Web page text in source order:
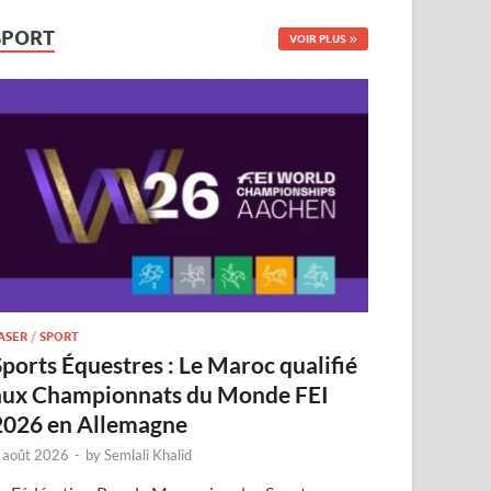
VOIR PLUS
/SPORT
Équestres : Le Maroc qualifié
Championnats du Monde FEI
en Allemagne
2026 - bySemlali Khalid